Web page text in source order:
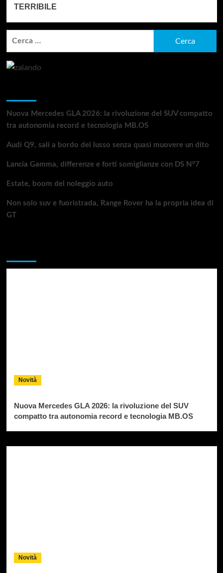
TERRIBILE
Nuova Mercedes GLA 2026: la rivoluzione del SUV compatto
tra autonomia record e tecnologia MB.OS
Audi Q9, sali a bordo del lusso senza quasi muovere un dito
Lancia Gamma, differenze e forti somiglianze con DS N°7
Estate, boom del noleggio auto
Non solo suv e fuoristrada, Range Rover ha la propria idea di
GT
Novità
Nuova Mercedes GLA 2026: la rivoluzione del SUV
compatto tra autonomia record e tecnologia MB.OS
Novità